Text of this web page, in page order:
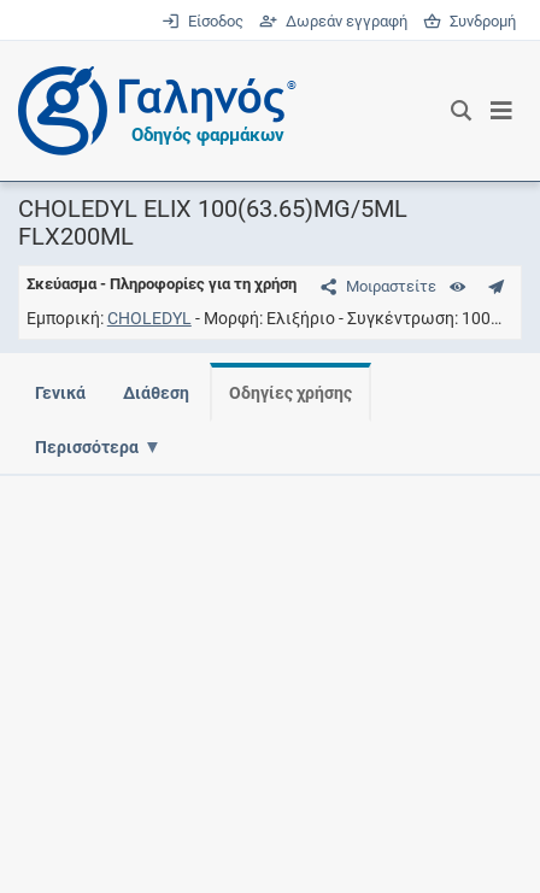
Είσοδος Δωρεάν εγγραφή Συνδρομή
®
Οδηγός φαρμάκων
CHOLEDYL ELIX 100(63.65)MG/5ML
FLX200ML
Μοιραστείτε
Σκεύασμα - Πληροφορίες για τη χρήση
Εμπορική CHOLEDYL Μορφή Eλιξήριο Συγκέντρωση 100MG/5ML
Γενικά Διάθεση Οδηγίες χρήσης
Περισσότερα